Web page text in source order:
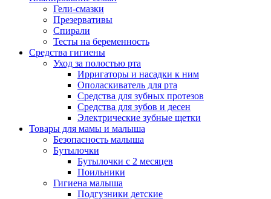
Гели-смазки
Презервативы
Спирали
Тесты на беременность
Средства гигиены
Уход за полостью рта
Ирригаторы и насадки к ним
Ополаскиватель для рта
Средства для зубных протезов
Средства для зубов и десен
Электрические зубные щетки
Товары для мамы и малыша
Безопасность малыша
Бутылочки
Бутылочки с 2 месяцев
Поильники
Гигиена малыша
Подгузники детские